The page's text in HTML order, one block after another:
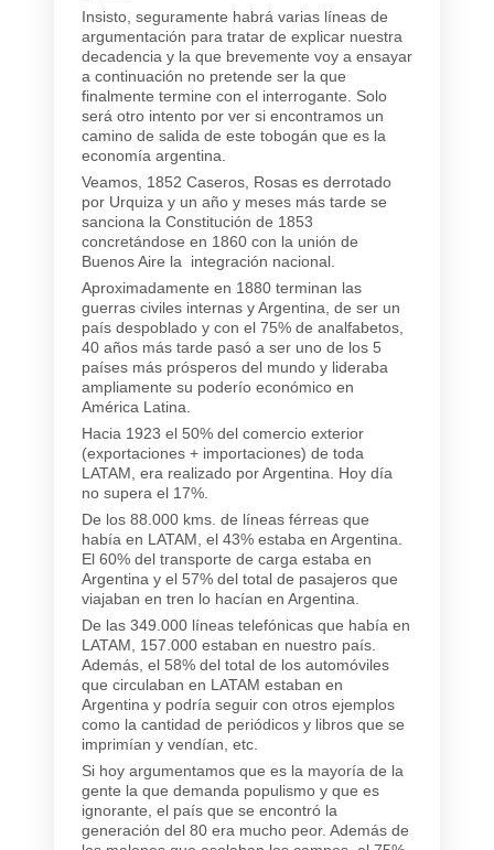
Insisto, seguramente habrá varias líneas de
argumentación para tratar de explicar nuestra
decadencia y la que brevemente voy a ensayar
a continuación no pretende ser la que
finalmente termine con el interrogante. Solo
será otro intento por ver si encontramos un
camino de salida de este tobogán que es la
economía argentina.
Veamos, 1852 Caseros, Rosas es derrotado
por Urquiza y un año y meses más tarde se
sanciona la Constitución de 1853
concretándose en 1860 con la unión de
Buenos Aire la integración nacional.
Aproximadamente en 1880 terminan las
guerras civiles internas y Argentina, de ser un
país despoblado y con el 75% de analfabetos,
40 años más tarde pasó a ser uno de los 5
países más prósperos del mundo y lideraba
ampliamente su poderío económico en
América Latina.
Hacia 1923 el 50% del comercio exterior
(exportaciones + importaciones) de toda
LATAM, era realizado por Argentina. Hoy día
no supera el 17%.
De los 88.000 kms. de líneas férreas que
había en LATAM, el 43% estaba en Argentina.
El 60% del transporte de carga estaba en
Argentina y el 57% del total de pasajeros que
viajaban en tren lo hacían en Argentina.
De las 349.000 líneas telefónicas que había en
LATAM, 157.000 estaban en nuestro país.
Además, el 58% del total de los automóviles
que circulaban en LATAM estaban en
Argentina y podría seguir con otros ejemplos
como la cantidad de periódicos y libros que se
imprimían y vendían, etc.
Si hoy argumentamos que es la mayoría de la
gente la que demanda populismo y que es
ignorante, el país que se encontró la
generación del 80 era mucho peor. Además de